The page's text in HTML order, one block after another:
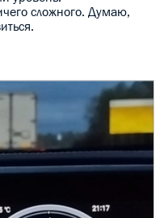
сложного. Думаю,